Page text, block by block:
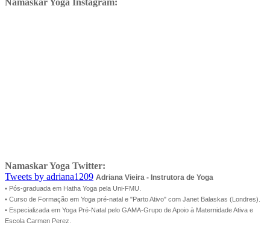
Namaskar Yoga Twitter:
Tweets by adriana1209 Adriana Vieira - Instrutora de Yoga
• Pós-graduada em Hatha Yoga pela Uni-FMU.
• Curso de Formação em Yoga pré-natal e "Parto Ativo" com Janet Balaskas (Londres).
• Especializada em Yoga Pré-Natal pelo GAMA-Grupo de Apoio à Maternidade Ativa e
Escola Carmen Perez.